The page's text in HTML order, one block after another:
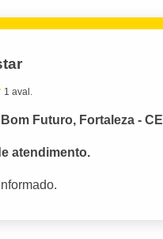
1 aval.
Futuro, Fortaleza - CE
atendimento.